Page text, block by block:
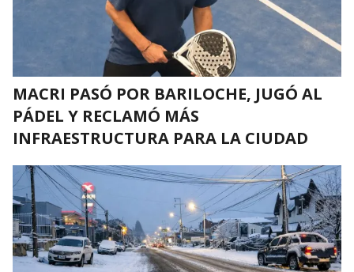
MACRI PASÓ POR BARILOCHE, JUGÓ AL
PÁDEL Y RECLAMÓ MÁS
INFRAESTRUCTURA PARA LA CIUDAD